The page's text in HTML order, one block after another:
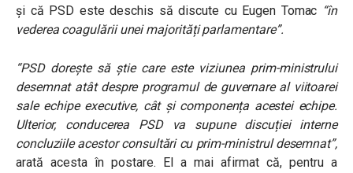
și că PSD este deschis să discute cu Eugen Tomac “în
vederea coagulării unei majorități parlamentare”.
“PSD dorește să știe care este viziunea prim-ministrului
desemnat atât despre programul de guvernare al viitoarei
sale echipe executive, cât și componența acestei echipe.
Ulterior, conducerea PSD va supune discuției interne
concluziile acestor consultări cu prim-ministrul desemnat”,
arată acesta în postare. El a mai afirmat că, pentru a